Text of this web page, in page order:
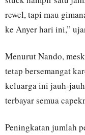
rewel, tapi mau
ke Anyer hari ini,”
Menurut Nando,
tetap bersemangat
keluarga ini jauh-
terbayar semua
Peningkatan jumlah